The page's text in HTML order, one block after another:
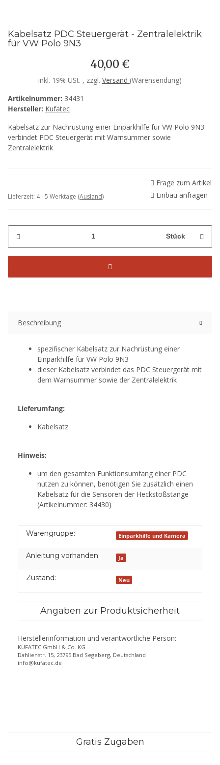
Kabelsatz PDC Steuergerät - Zentralelektrik
für VW Polo 9N3
40,00 €
inkl. 19% USt. , zzgl. Versand (Warensendung)
Artikelnummer: 34431
Hersteller: Kufatec
Kabelsatz zur Nachrüstung einer Einparkhilfe für VW Polo 9N3
verbindet PDC Steuergerät mit Warnsummer sowie
Zentralelektrik
Lieferzeit: 4 - 5 Werktage (Ausland)
Frage zum Artikel
Einbau anfragen
Stück
Beschreibung
spezifischer Kabelsatz zur Nachrüstung einer
Einparkhilfe für VW Polo 9N3
dieser Kabelsatz verbindet das PDC Steuergerät mit
dem Warnsummer sowie der Zentralelektrik
Lieferumfang:
Kabelsatz
Hinweis:
um den gesamten Funktionsumfang einer PDC
nutzen zu können, benötigen Sie zusätzlich einen
Kabelsatz für die Sensoren der Heckstoßstange
(Artikelnummer: 34430)
Warengruppe: Einparkhilfe und Kamera
Anleitung vorhanden: Ja
Zustand: Neu
Angaben zur Produktsicherheit
Herstellerinformation und verantwortliche Person:
KUFATEC GmbH & Co. KG
Dahlienstr. 15, 23795 Bad Segeberg, Deutschland
info@kufatec.de
Gratis Zugaben